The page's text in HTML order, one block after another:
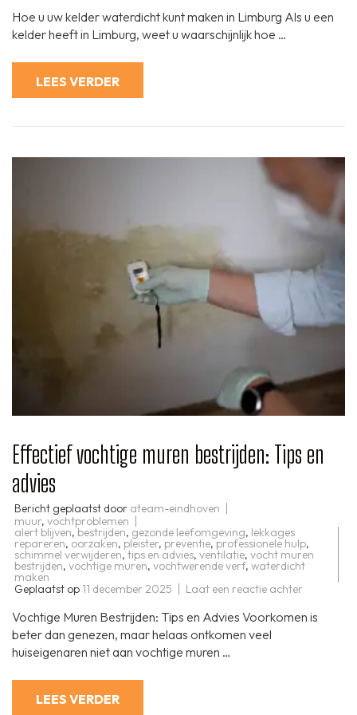
kelder
Hoe u uw kelder waterdicht kunt maken in Limburg Als u een
kelder heeft in Limburg, weet u waarschijnlijk hoe …
LEES VERDER
Effectief vochtige muren bestrijden: Tips en
advies
Bericht geplaatst door ateam-eindhoven
muur, vochtproblemen
alert blijven,bestrijden, gezonde leefomgeving, lekkages
repareren, oorzaken, pleister, preventie,professionele hulp,
schimmel verwijderen,tips en advies, ventilatie, vocht muren
bestrijden, vochtige muren, vochtwerende verf, waterdicht
maken
Geplaatst op 11 december 2025 Laat een reactie achter
vochtige
muren
Vochtige Muren Bestrijden: Tips en Advies Voorkomen is
beter dan genezen, maar helaas ontkomen veel
huiseigenaren niet aan vochtige muren …
LEES VERDER